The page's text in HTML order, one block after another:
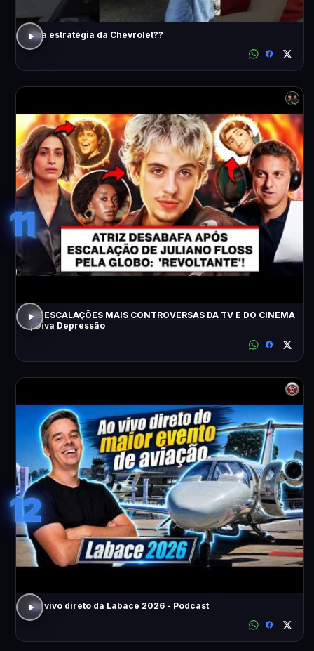
Boa estratégia da Chevrolet??
11
AS ESCALAÇÕES MAIS CONTROVERSAS DA TV E DO CINEMA
| Diva Depressão
12
Ao vivo direto da Labace 2026 - Podcast